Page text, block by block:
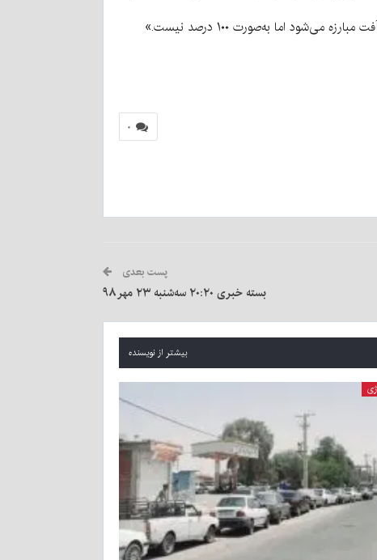
اما به‌صورت ۱۰۰ درصد نیست.»
۰
پست بعدی
بسته خبری ۲۰:۲۰ سه‌شنبه ۲۳ مهر ۹۸
بیشتر از نویسنده